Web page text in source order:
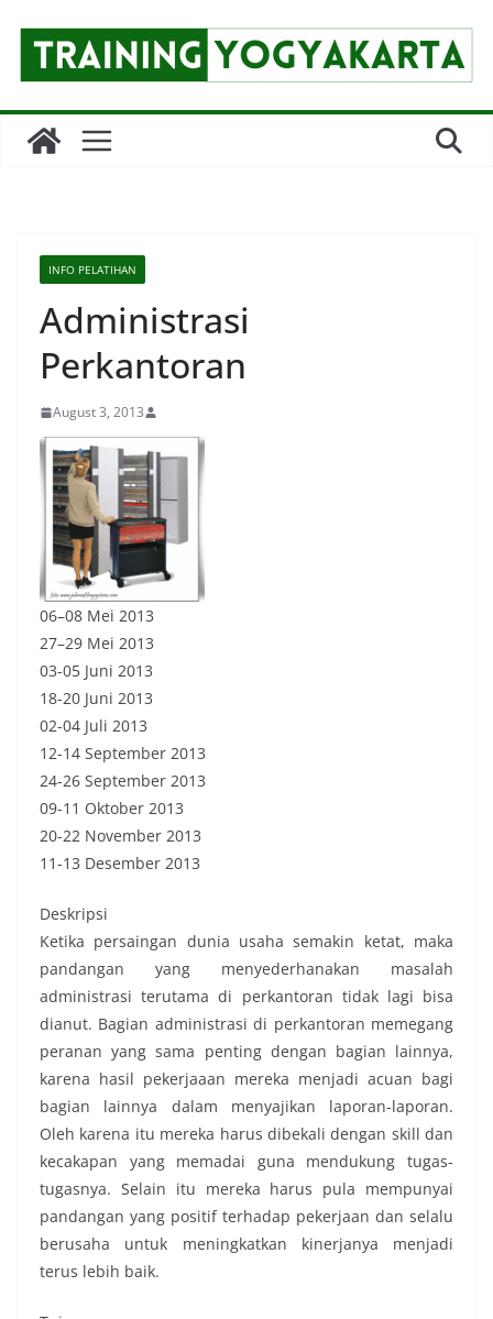
content
INFO PELATIHAN
Administrasi
Perkantoran
August 3, 2013
06–08 Mei 2013
27–29 Mei 2013
03-05 Juni 2013
18-20 Juni 2013
02-04 Juli 2013
12-14 September 2013
24-26 September 2013
09-11 Oktober 2013
20-22 November 2013
11-13 Desember 2013
Deskripsi
Ketika persaingan dunia usaha semakin ketat, maka
pandangan yang menyederhanakan masalah
administrasi terutama di perkantoran tidak lagi bisa
dianut. Bagian administrasi di perkantoran memegang
peranan yang sama penting dengan bagian lainnya,
karena hasil pekerjaaan mereka menjadi acuan bagi
bagian lainnya dalam menyajikan laporan-laporan.
Oleh karena itu mereka harus dibekali dengan skill dan
kecakapan yang memadai guna mendukung tugas-
tugasnya. Selain itu mereka harus pula mempunyai
pandangan yang positif terhadap pekerjaan dan selalu
berusaha untuk meningkatkan kinerjanya menjadi
terus lebih baik.